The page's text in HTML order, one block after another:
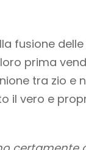
fusione
prima
tra zio e
il vero e